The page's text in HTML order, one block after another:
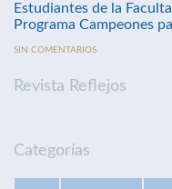
Estudiantes de la
Programa Campeones
SIN COMENTARIOS
Revista Reflejos
Categorías